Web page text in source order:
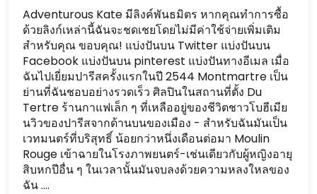
Adventurous Kate มีลิงค์พันธมิตร หากคุณทำการซื้อ
ด้วยลิงก์เหล่านี้ฉันจะชดเชยโดยไม่มีค่าใช้จ่ายเพิ่มเติม
สำหรับคุณ ขอบคุณ! แบ่งปันบน Twitter แบ่งปันบน
Facebook แบ่งปันบน pinterest แบ่งปันทางอีเมล เมื่อ
ฉันไปเยี่ยมปารีสครั้งแรกในปี 2544 Montmartre เป็น
ย่านที่ฉันชอบอย่างรวดเร็ว ศิลปินในสถานที่ตั้ง Du
Tertre ร้านกาแฟเล็ก ๆ ที่เหลืออยู่ของชีวิตชาวโบฮีเมีย
นวิวของปารีสจากด้านบนของเมือง - สำหรับฉันมันเป็น
เวทมนตร์ที่บริสุทธิ์ น้อยกว่าหนึ่งเดือนต่อมา Moulin
Rouge เข้าฉายในโรงภาพยนตร์-เช่นเดียวกับผู้หญิงอายุ
สิบหกปีอื่น ๆ ในเวลานั้นมันจบลงด้วยความหลงใหลของ
ฉัน ....